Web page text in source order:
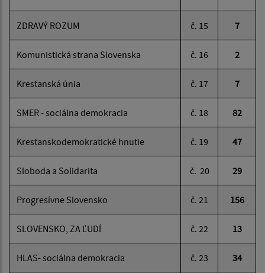
ZDRAVÝ ROZUM č. 15 7
Komunistická strana Slovenska č. 16 2
Kresťanská únia č. 17 7
SMER - sociálna demokracia č. 18 82
Kresťanskodemokratické hnutie č. 19 47
Sloboda a Solidarita č. 20 29
Progresívne Slovensko č. 21 156
SLOVENSKO, ZA ĽUDÍ č. 22 13
HLAS- sociálna demokracia č. 23 34